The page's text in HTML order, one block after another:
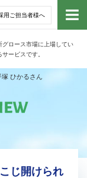
用ご担当者様へ
グロース市場に上場してい
ービスです。
トッ
ひかるさん
じ開けられ